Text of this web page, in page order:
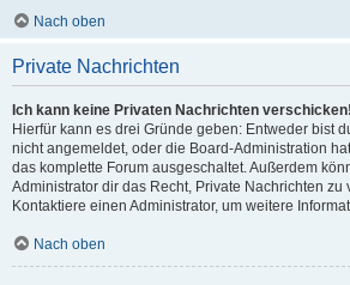
Nach oben
Private Nachrichten
Ich kann keine Privaten Nachrichten verschicken!
Hierfür kann es drei Gründe geben: Entweder bist
nicht angemeldet, oder die Board-Administration
das komplette Forum ausgeschaltet. Außerdem
Administrator dir das Recht, Private Nachrichten zu
Kontaktiere einen Administrator, um weitere
Nach oben